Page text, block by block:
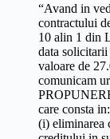
“Avand in
contractului
10 alin 1 din
data
valoare de
comunicam
care consta in:
(i) eliminarea